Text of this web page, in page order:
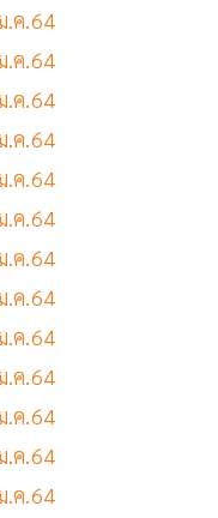
.ค.64
.ค.64
.ค.64
.ค.64
.ค.64
.ค.64
.ค.64
.ค.64
.ค.64
.ค.64
.ค.64
.ค.64
.ค.64